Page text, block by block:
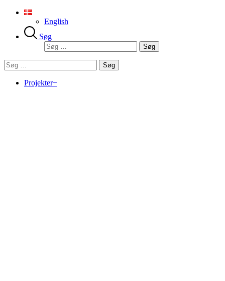
English
Søg
Søg
efter:
Søg
efter:
Projekter+